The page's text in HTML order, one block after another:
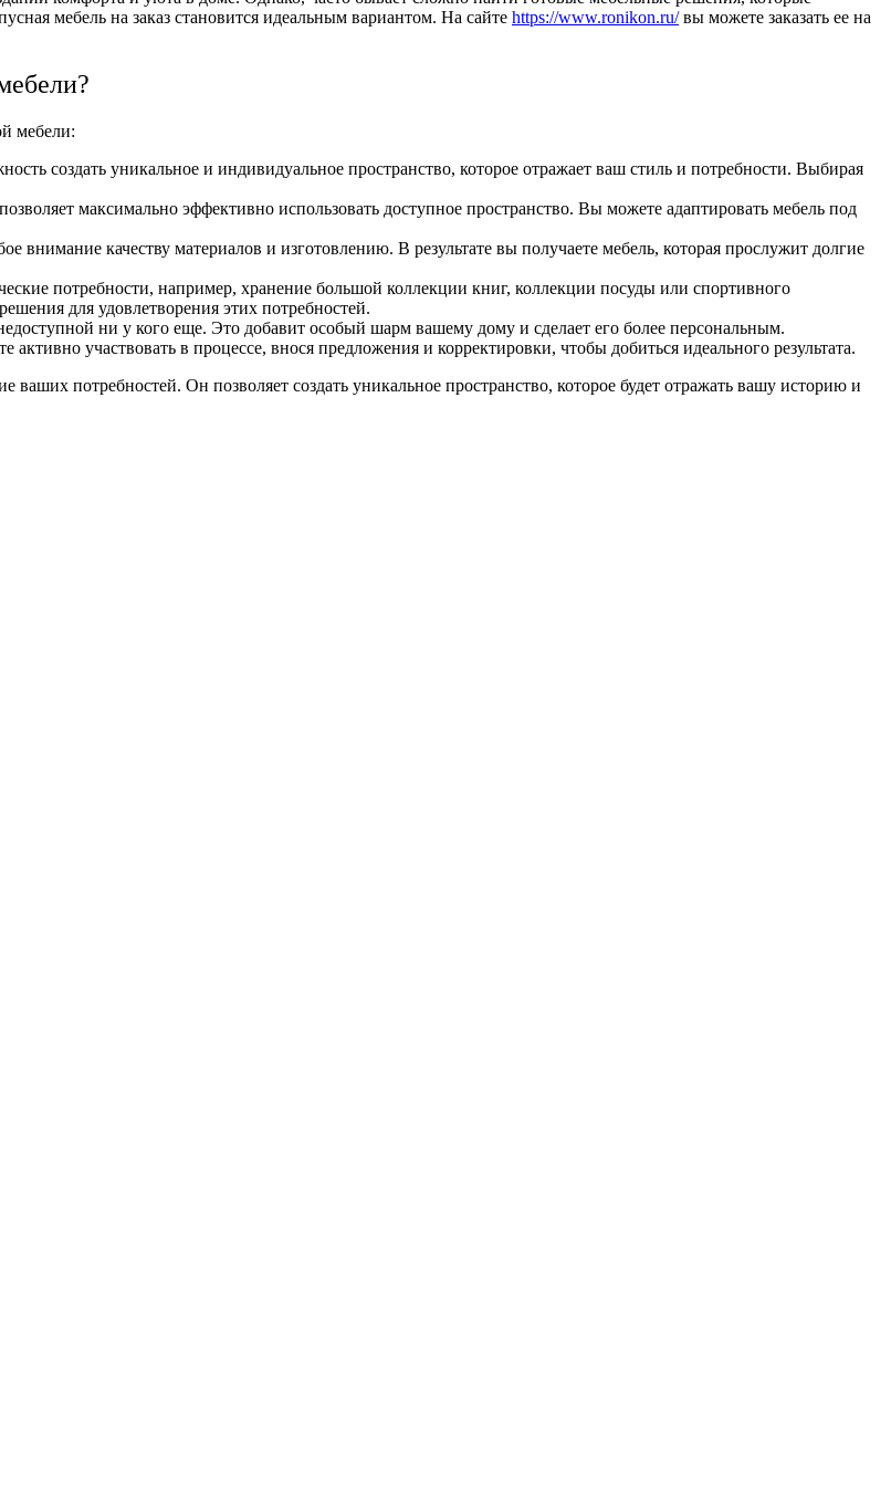
мебель на заказ становится идеальным вариантом. На сайте https://www.ronikon.ru/вы можете заказать ее на
мебели:
создать уникальное и индивидуальное пространство, которое отражает ваш стиль и потребности. Выбирая
максимально эффективно использовать доступное пространство. Вы можете адаптировать мебель под
внимание качеству материалов и изготовлению. В результате вы получаете мебель, которая прослужит долгие
потребности, например, хранение большой коллекции книг, коллекции посуды или спортивного
для удовлетворения этих потребностей.
ни у кого еще. Это добавит особый шарм вашему дому и сделает его более персональным.
участвовать в процессе, внося предложения и корректировки, чтобы добиться идеального результата.
ваших потребностей. Он позволяет создать уникальное пространство, которое будет отражать вашу историю и